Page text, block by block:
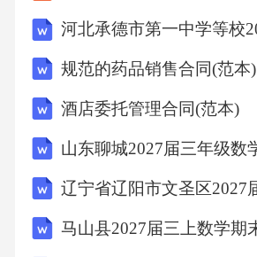
规范的药品销售合同(范本)
酒店委托管理合同(范本)